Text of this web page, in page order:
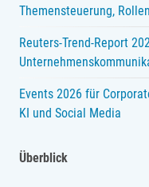
Themensteuerung,
Reuters-Trend-Report
Events 2026 für
KI und Social Media
Überblick